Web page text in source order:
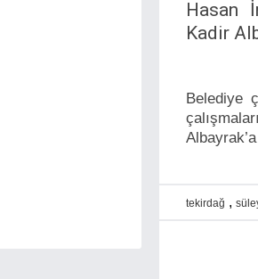
Hasan
Kadir
Belediye
tekirdağ ,